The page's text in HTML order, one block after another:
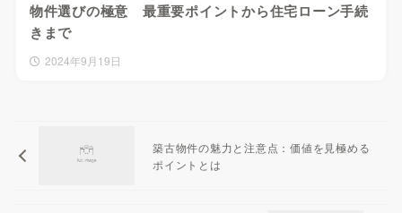
物件選びの極意 最重要ポイントから住宅ローン手続
きまで
2024年9月19日
築古物件の魅力と注意点：価値を見極める
ポイントとは